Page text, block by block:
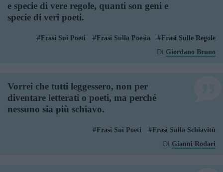
e specie di vere regole, quanti son geni e
specie di veri poeti.
Frasi Sui Poeti Frasi Sulla Poesia
Frasi Sulle Regole
Di Giordano Bruno
Vorrei che tutti leggessero, non per
diventare letterati o poeti, ma perché
nessuno sia più schiavo.
Frasi Sui Poeti
Frasi Sulla Schiavitù
Di Gianni Rodari